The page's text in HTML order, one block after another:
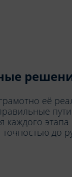
её
каждого
до